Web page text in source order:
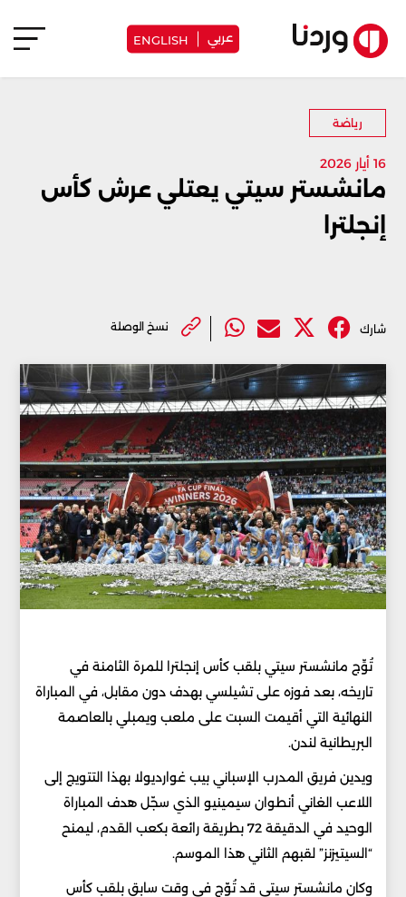
عربي ENGLISH
رياضة
16 أيار 2026
مانشستر سيتي يعتلي عرش كأس
إنجلترا
شارك نسخ الوصلة
تُوِّج مانشستر سيتي بلقب كأس إنجلترا للمرة الثامنة في
تاريخه، بعد فوزه على تشيلسي بهدف دون مقابل، في المباراة
النهائية التي أقيمت السبت على ملعب ويمبلي بالعاصمة
البريطانية لندن.
ويدين فريق المدرب الإسباني بيب غوارديولا بهذا التتويج إلى
اللاعب الغاني أنطوان سيمينيو الذي سجّل هدف المباراة
الوحيد في الدقيقة 72 بطريقة رائعة بكعب القدم، ليمنح
“السيتيزنز” لقبهم الثاني هذا الموسم.
وكان مانشستر سيتي قد تُوّج في وقت سابق بلقب كأس